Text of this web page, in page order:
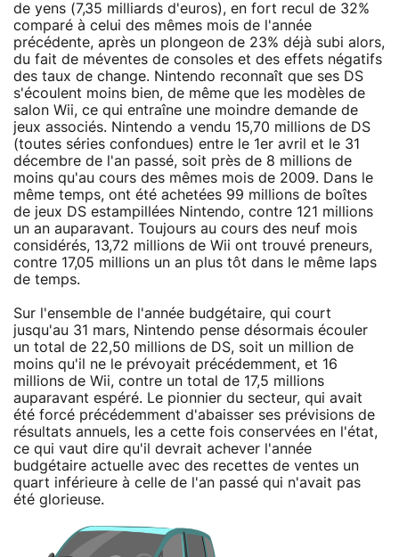
de yens (7,35 milliards d'euros), en fort recul de 32%
comparé à celui des mêmes mois de l'année
précédente, après un plongeon de 23% déjà subi alors,
du fait de méventes de consoles et des effets négatifs
des taux de change. Nintendo reconnaît que ses DS
s'écoulent moins bien, de même que les modèles de
salon Wii, ce qui entraîne une moindre demande de
jeux associés. Nintendo a vendu 15,70 millions de DS
(toutes séries confondues) entre le 1er avril et le 31
décembre de l'an passé, soit près de 8 millions de
moins qu'au cours des mêmes mois de 2009. Dans le
même temps, ont été achetées 99 millions de boîtes
de jeux DS estampillées Nintendo, contre 121 millions
un an auparavant. Toujours au cours des neuf mois
considérés, 13,72 millions de Wii ont trouvé preneurs,
contre 17,05 millions un an plus tôt dans le même laps
de temps.
Sur l'ensemble de l'année budgétaire, qui court
jusqu'au 31 mars, Nintendo pense désormais écouler
un total de 22,50 millions de DS, soit un million de
moins qu'il ne le prévoyait précédemment, et 16
millions de Wii, contre un total de 17,5 millions
auparavant espéré. Le pionnier du secteur, qui avait
été forcé précédemment d'abaisser ses prévisions de
résultats annuels, les a cette fois conservées en l'état,
ce qui vaut dire qu'il devrait achever l'année
budgétaire actuelle avec des recettes de ventes un
quart inférieure à celle de l'an passé qui n'avait pas
été glorieuse.